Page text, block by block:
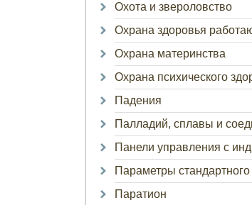
Охота и звероловство
Охрана здоровья
Охрана материнства
Охрана психического
Падения
Палладий, сплавы и
Панели управления с
Параметры стандартного
Паратион